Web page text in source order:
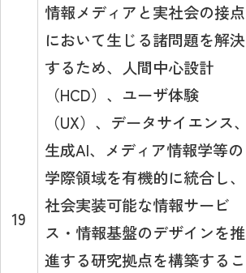
19
情報メディアと実社会の接点
において生じる諸問題を解決
するため、人間中心設計
（HCD）、ユーザ体験
（UX）、データサイエンス、
生成AI、メディア情報学等の
学際領域を有機的に統合し、
社会実装可能な情報サービ
ス・情報基盤のデザインを推
進する研究拠点を構築するこ